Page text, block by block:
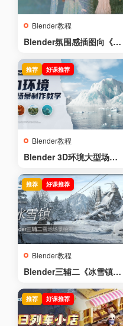
Blender教程
Blender氛围感插图向《精
Blender教程
Blender 3D环境大型场景
推荐 好课推荐
Blender教程
Blender三辅二《冰雪镇》
推荐 好课推荐
推荐 好课推荐